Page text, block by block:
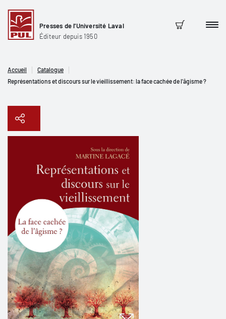
Presses de l'Université Laval
Éditeur depuis 1950
Panier
Accueil
Catalogue
Représentations et discours sur le vieillissement: la face cachée de l'âgisme ?
Copier le lien